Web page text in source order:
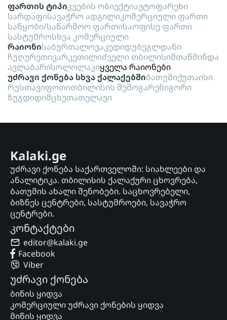
ფართის ტიპიკვების ობიექტიავტოფარეხი
სარდაფისავაჭრო ადგილიკომერციული ფართი
საწყობი/საწარმოო ფართისაოფისე ფართი
სასტუმროსხვა კომერციული
რაიონისაბურთალოვაკედიდუბეგლდანი
ჩუღურეთივარკეთილიძველი თბილისიმთაწმინდა
ავლაბარისოლოლაკიყველა რაიონები
უძრავი ქონება სხვა ქალაქებშიბათუმიქუთაისი
რუსთავიფოთითბილისის შემოგარენიგორი
ზუგდიდიმცხეთათელავი
Kalaki.ge
უძრავი ქონება საქართველოში: სიახლეები და
ანალიტიკა. თბილისის ქალაქური ცხოვრება,
ბათუმის ახალი შენობები. საცხოვრებელი,
ბიზნეს ცენტრები, სასტუმროები, სავაჭრო
ცენტრები.
კონტაქტები
editor@kalaki.ge
Facebook
Viber
უძრავი ქონება
ბინის ყიდვა
კომერციული უძრავი ქონების ყიდვა
მიწის ყიდვა